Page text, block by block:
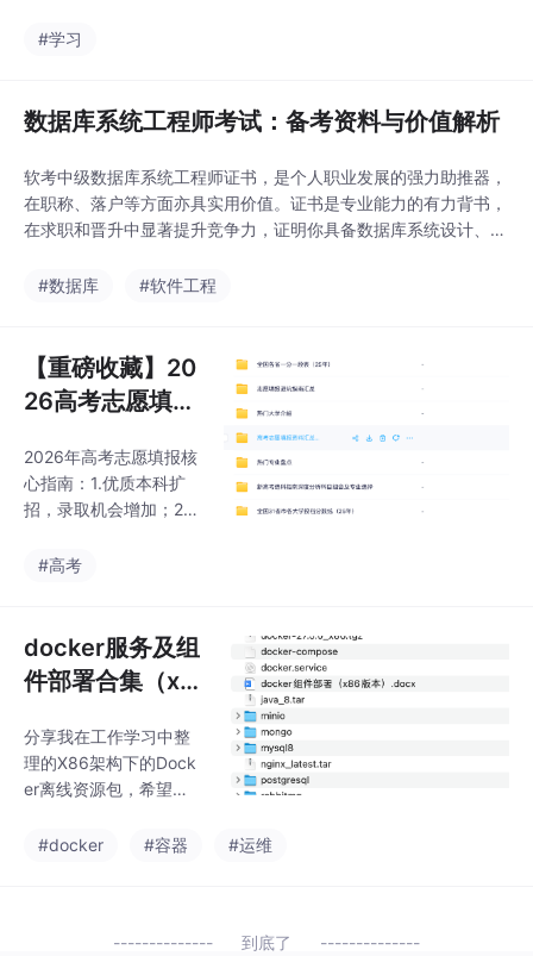
#学习
数据库系统工程师考试：备考资料与价值解析
软考中级数据库系统工程师证书，是个人职业发展的强力助推器，
在职称、落户等方面亦具实用价值。证书是专业能力的有力背书，
在求职和晋升中显著提升竞争力，证明你具备数据库系统设计、开
可用于积分落户申请，为长期发展铺路（例如上海人才落户政策认
#数据库 #软件工程
【重磅收藏】20
26高考志愿填报
2026年高考志愿填报核
心指南：1.优质本科扩
招，录取机会增加；2.
家战略相关的新兴交叉
强，调剂风险降低；4.
填报需遵循"冲稳保"原
则，特别注意退档风险
符等）。资料下载链接
已附，建议考生家长收
藏参考。（摘要字数：
#高考
docker服务及组
件部署合集（x8
​​分享我在工作学习中整
理的X86架构下的Dock
er离线资源包，希望能
们！这份资料主要包含
装包，二是常用组件的
#docker #容器 #运维
到底了